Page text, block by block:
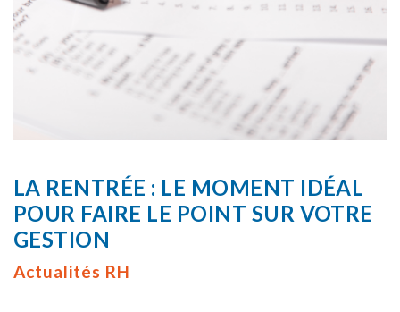
LA RENTRÉE : LE MOMENT IDÉAL
POUR FAIRE LE POINT SUR VOTRE
GESTION
Actualités RH